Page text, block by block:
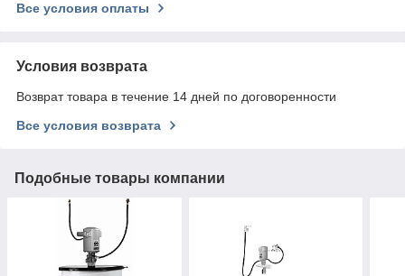
Все условия оплаты
Условия возврата
Возврат товара в течение 14 дней по договоренности
Все условия возврата
Подобные товары компании